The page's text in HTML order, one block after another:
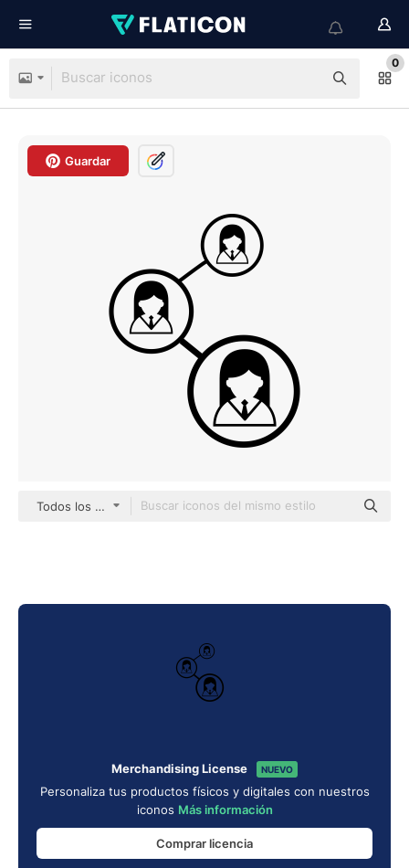
0
Guardar
Todos los estilos
Merchandising License NUEVO
Personaliza tus productos físicos y digitales con nuestros
iconos Más información
Comprar licencia